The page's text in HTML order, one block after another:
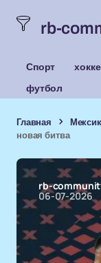
rb-
Спорт
футбол
Главная
новая битва
rb-
06-07-2026